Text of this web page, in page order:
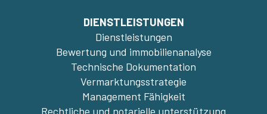
DIENSTLEISTUNGEN
Dienstleistungen
Bewertung und immobilienanalyse
Technische Dokumentation
Vermarktungsstrategie
Management Fähigkeit
Rechtliche und notarielle unterstützung